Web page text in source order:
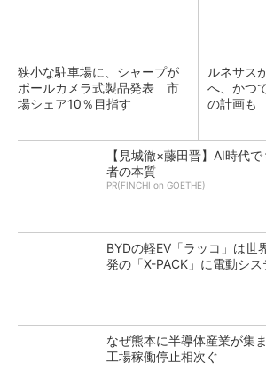
狭小な駐車場に、シャープが
ポールカメラ式製品発表 市
場シェア10％目指す
ルネサス
へ、かつ
の計画も
【見城徹×藤田晋】AI時代
者の本質
PR(FINCHI on GOETHE)
BYDの軽EV「ラッコ」は世
発の「X-PACK」に電動シス
なぜ熊本に半導体産業が
工場稼働停止相次ぐ